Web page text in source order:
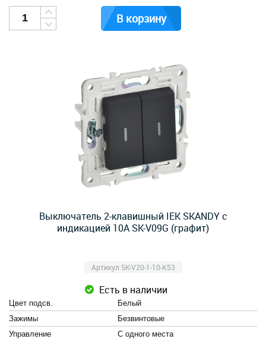
В корзину
Выключатель 2-клавишный IEK SKANDY с
индикацией 10А SK-V09G (графит)
Артикул SK-V20-1-10-K53
Есть в наличии
Цвет подсв.
Белый
Зажимы
Безвинтовые
Управление
С одного места